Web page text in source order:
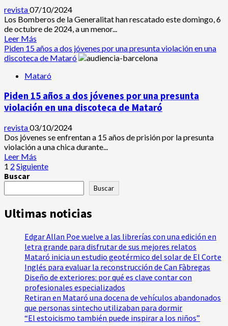
que
tenía
plantaciones
marihuana
en
Malgrat,
Sant
de
Vallalta
y
pobaciones
catalanas
revista07/10/2024
Los Bomberos de la Generalitat han rescatado este domingo, 6
de octubre de 2024, a un menor...
Leer Más
más
acerca
Los
rescatan
un
menor
en
mar
adentro
Cabrera
de
Mar
Piden 15 años a dos jóvenes por una presunta violación en una
discoteca de Mataró
Mataró
Piden 15 años a dos jóvenes por una presunta
violación en una discoteca de Mataró
revista03/10/2024
Dos jóvenes se enfrentan a 15 años de prisión por la presunta
violación a una chica durante...
Leer Más
más
Piden
años
dos
jóvenes
por
una
presunta
violación
en
una
discoteca
de
Paginación
de
entradas
1 2 Siguiente
Buscar
Buscar
Ultimas noticias
Edgar Allan Poe vuelve a las librerías con una edición en
letra grande para disfrutar de sus mejores relatos
Mataró inicia un estudio geotérmico del solar de El Corte
Inglés para evaluar la reconstrucción de Can Fàbregas
Diseño de exteriores: por qué es clave contar con
profesionales especializados
Retiran en Mataró una docena de vehículos abandonados
que personas sintecho utilizaban para dormir
“El estoicismo también puede inspirar a los niños”